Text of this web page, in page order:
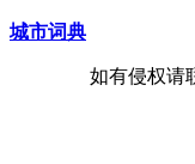
城市词典
如有侵权请